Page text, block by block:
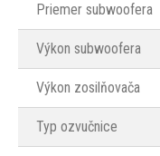
Priemer subwoofera
Výkon subwoofera
Výkon zosilňovača
Typ ozvučnice